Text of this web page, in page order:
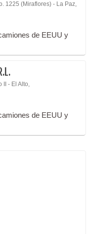
1225 (Miraflores) - La Paz,
de EEUU y
II - El Alto,
de EEUU y